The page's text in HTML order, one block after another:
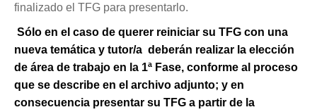
finalizado el TFG para presentarlo.
Sólo en el caso de querer reiniciar su TFG con una
nueva temática y tutor/a deberán realizar la elección
de área de trabajo en la 1ª Fase, conforme al proceso
que se describe en el archivo adjunto; y en
consecuencia presentar su TFG a partir de la